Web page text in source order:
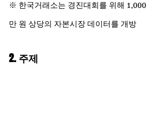
※ 한국거래소는 경진대회를 위해 1,000
만 원 상당의 자본시장 데이터를 개방
2. 주제